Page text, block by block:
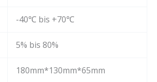
-40℃ bis +70℃
5% bis 80%
180mm*130mm*65mm